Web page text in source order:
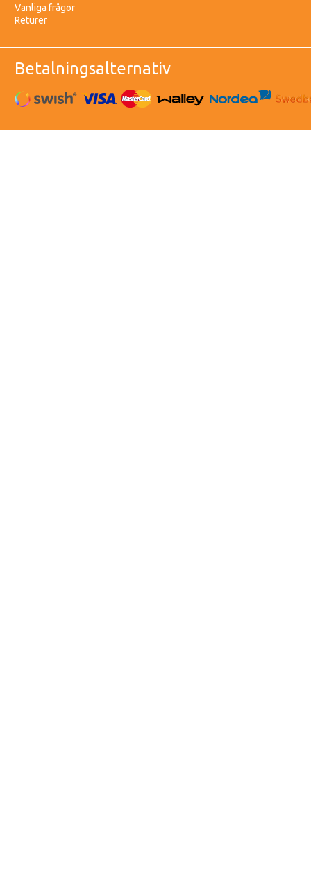
Vanliga frågor
Returer
Betalningsalternativ